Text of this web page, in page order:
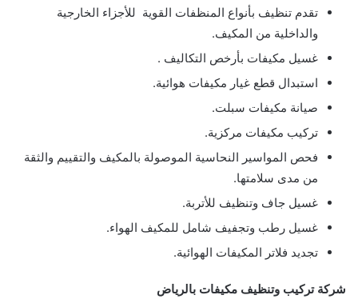
تقدم تنظيف بأنواع المنظفات القوية للأجزاء الخارجية
والداخلية من المكيف.
غسيل مكيفات بأرخص التكاليف .
استبدال قطع غيار مكيفات هوائية.
صيانة مكيفات سبلت.
تركيب مكيفات مركزية.
فحص المواسير النحاسية الموصولة بالمكيف والتقييم والثقة
من مدى سلامتها.
غسيل جاف وتنظيف للأتربة.
غسيل رطب وتجفيف شامل للمكيف الهواء.
تجديد فلاتر المكيفات الهوائية.
شركة تركيب وتنظيف مكيفات بالرياض